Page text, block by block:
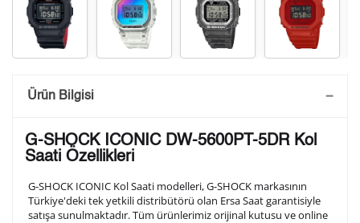
Saatini Kişiselleştir
arka kapağına gravür tekniği ile formda belirtmiş
olduğunuz şekilde işlenecektir.
1. Satır
Ürün Bilgisi
G-SHOCK ICONIC DW-5600PT-5DR Kol
Saati Özellikleri
G-SHOCK ICONIC Kol Saati modelleri, G-SHOCK markasının
Türkiye'deki tek yetkili distribütörü olan Ersa Saat garantisiyle
satışa sunulmaktadır. Tüm ürünlerimiz orijinal kutusu ve online